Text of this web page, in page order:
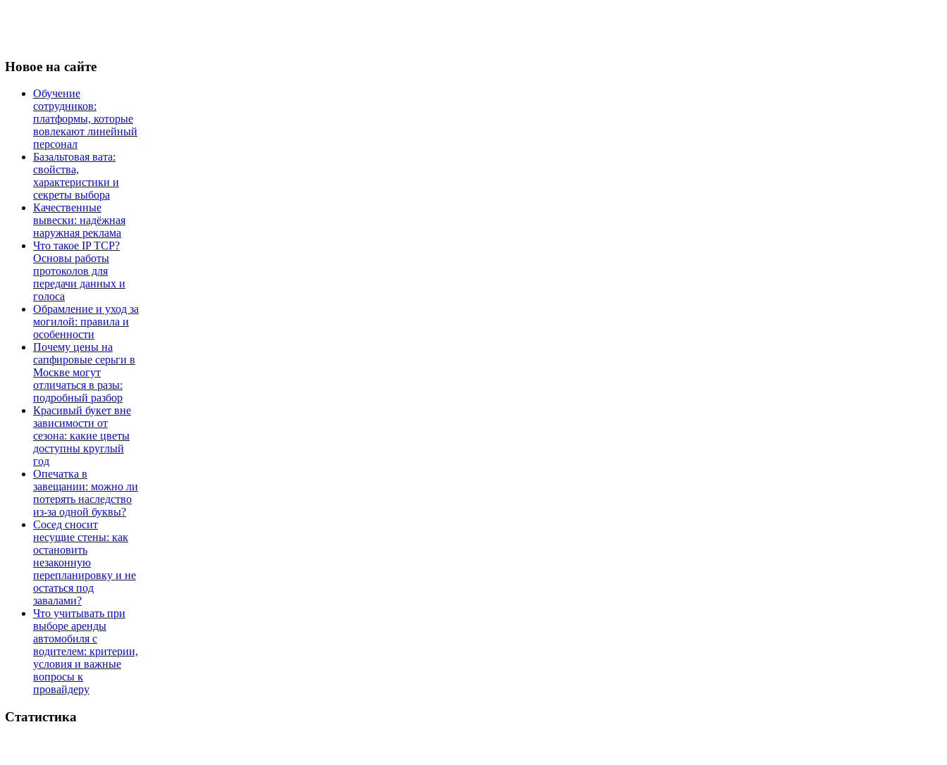
Новое на сайте
Обучение
сотрудников:
платформы, которые
вовлекают линейный
персонал
Базальтовая вата:
свойства,
характеристики и
секреты выбора
Качественные
вывески: надёжная
наружная реклама
Что такое IP TCP?
Основы работы
протоколов для
передачи данных и
голоса
Обрамление и уход за
могилой: правила и
особенности
Почему цены на
сапфировые серьги в
Москве могут
отличаться в разы:
подробный разбор
Красивый букет вне
зависимости от
сезона: какие цветы
доступны круглый
год
Опечатка в
завещании: можно ли
потерять наследство
из-за одной буквы?
Сосед сносит
несущие стены: как
остановить
незаконную
перепланировку и не
остаться под
завалами?
Что учитывать при
выборе аренды
автомобиля с
водителем: критерии,
условия и важные
вопросы к
провайдеру
Статистика